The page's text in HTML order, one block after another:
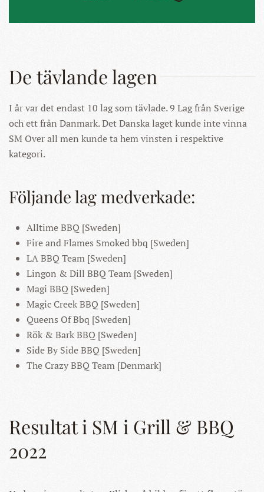
De tävlande lagen
I år var det endast 10 lag som tävlade. 9 Lag från Sverige
och ett från Danmark. Det Danska laget kunde inte vinna
SM Over all men kunde ta hem vinsten i respektive
kategori.
Följande lag medverkade:
Alltime BBQ [Sweden]
Fire and Flames Smoked bbq [Sweden]
LA BBQ Team [Sweden]
Lingon & Dill BBQ Team [Sweden]
Magi BBQ [Sweden]
Magic Creek BBQ [Sweden]
Queens Of Bbq [Sweden]
Rök & Bark BBQ [Sweden]
Side By Side BBQ [Sweden]
The Crazy BBQ Team [Denmark]
Resultat i SM i Grill & BBQ
2022